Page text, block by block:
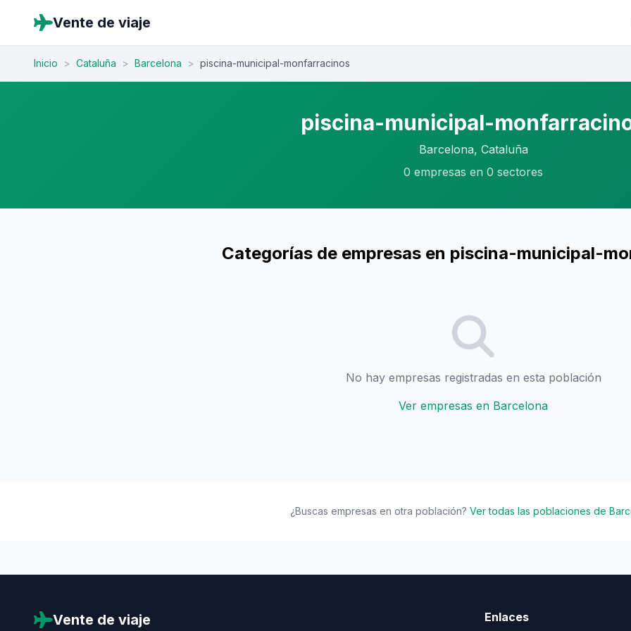
Vente de viaje
Inicio > Cataluña > Barcelona > piscina-municipal-monfarracinos
piscina-municipal-
Barcelona, Cataluña
0 empresas en 0 sectores
Categorías de empresas en piscina-municipal-
No hay empresas registradas en esta población
Ver empresas en Barcelona
¿Buscas empresas en otra población? Ver todas las poblaciones de
Vente de viaje Enlaces